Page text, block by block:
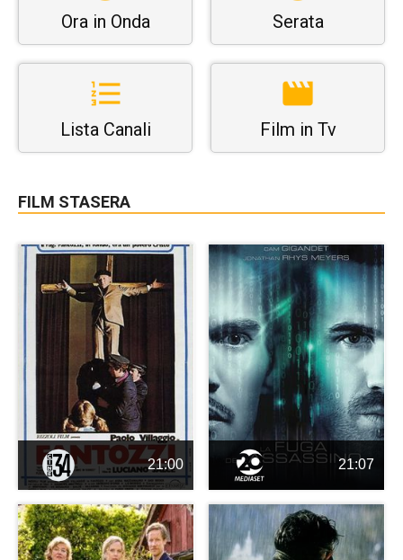
Ora in Onda Serata
Lista Canali Film in Tv
FILM STASERA
21:00 21:07